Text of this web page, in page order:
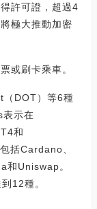
許可證，超過4
極大推動加密
或刷卡乘車。
DOT）等6種
示在
和
括Cardano、
Uniswap。
12種。